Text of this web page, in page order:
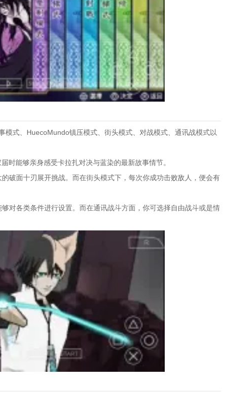
模式、HuecoMundo镇压模式、街头模式、对战模式、通讯战模式以
时能够亲身感受卡拉扎对决与蓝染的最新故事情节。
破面十刃展开挑战。而在街头模式下，每次你成功击败敌人，便会有
对各类条件进行设置。而在通讯战斗方面，你可选择自由战斗或是情